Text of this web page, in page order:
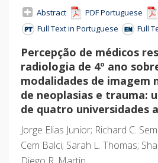
Abstract PDF Portuguese
Full Text in Portuguese
Full
Percepção de médicos
radiologia de 4º ano
modalidades de imagem
de neoplasias e trauma:
de quatro universidades
Jorge Elias Junior; Richard C.
Cem Balci; Sarah L. Thomas;